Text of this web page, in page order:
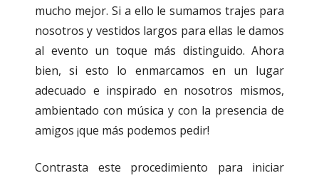
mucho mejor. Si a ello le sumamos trajes para
nosotros y vestidos largos para ellas le damos
al evento un toque más distinguido. Ahora
bien, si esto lo enmarcamos en un lugar
adecuado e inspirado en nosotros mismos,
ambientado con música y con la presencia de
amigos ¡que más podemos pedir!
Contrasta este procedimiento para iniciar